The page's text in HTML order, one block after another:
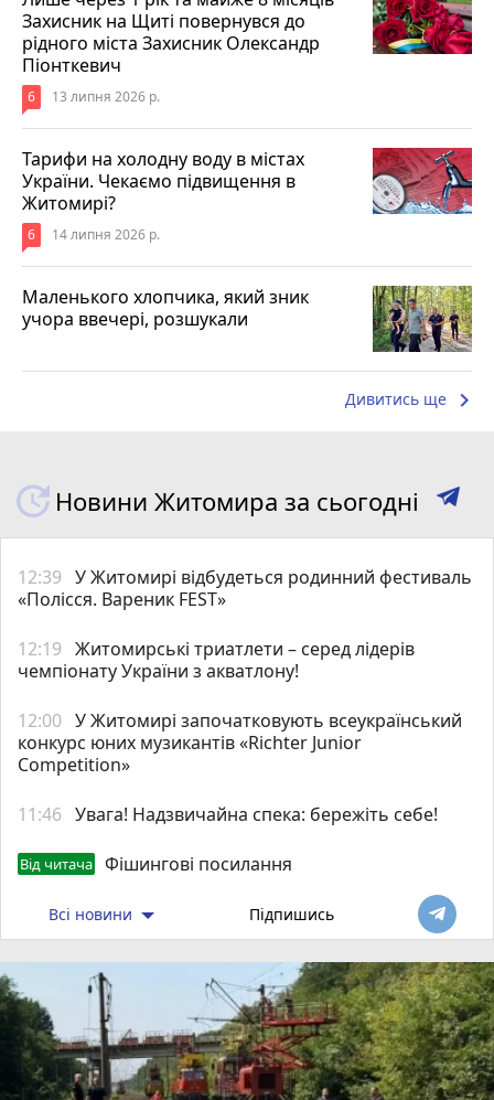
Захисник на Щиті повернувся до
рідного міста Захисник Олександр
Піонткевич
6 13 липня 2026 р.
Тарифи на холодну воду в містах
України. Чекаємо підвищення в
Житомирі?
6 14 липня 2026 р.
Маленького хлопчика, який зник
учора ввечері, розшукали
Дивитись ще keyboard_arrow_right
Новини Житомира за сьогодні
12:39 У Житомирі відбудеться родинний фестиваль
«Полісся. Вареник FEST»
12:19 Житомирські триатлети – серед лідерів
чемпіонату України з акватлону!
12:00 У Житомирі започатковують всеукраїнський
конкурс юних музикантів «Richter Junior
Competition»
11:46 Увага! Надзвичайна спека: бережіть себе!
Від читача Фішингові посилання
Всі новини Підпишись